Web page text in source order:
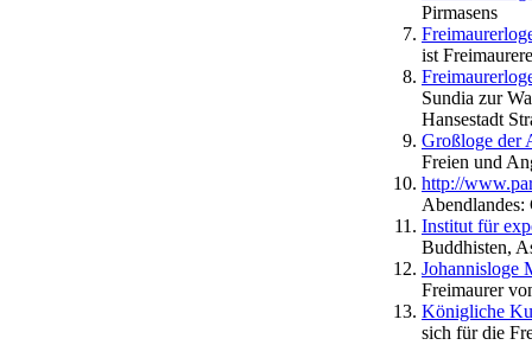
Pirmasens
ist
Sundia zur
Hansestadt
Großloge der
Freien und
http://
Abendlandes:
Institut für
Buddhisten,
Johannisloge
Freimaurer
Königliche
sich für die